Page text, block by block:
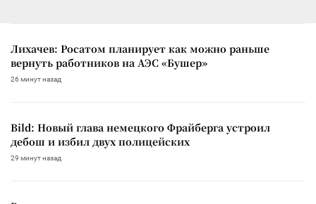
Лихачев: Росатом планирует как можно раньше
вернуть работников на АЭС «Бушер»
26 минут назад
Bild: Новый глава немецкого Фрайберга устроил
дебош и избил двух полицейских
29 минут назад